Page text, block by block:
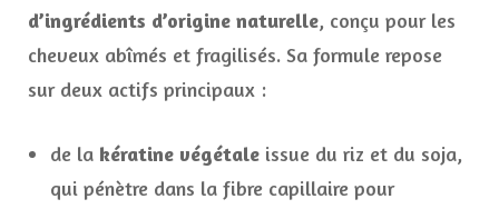
d’ingrédients d’origine naturelle, conçu pour les
cheveux abîmés et fragilisés. Sa formule repose
sur deux actifs principaux :
de la kératine végétale issue du riz et du soja,
qui pénètre dans la fibre capillaire pour